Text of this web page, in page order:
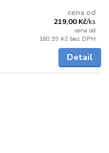
cena od
219,00 Kč/ks
cena od
180,99 Kč bez DPH
Detail